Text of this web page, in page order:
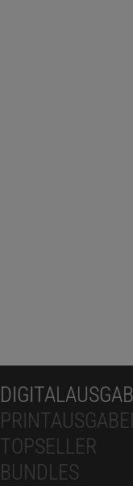
TOPSELLER
BUNDLES